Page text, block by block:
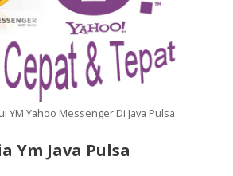
YM Yahoo Messenger Di Java Pulsa
Ym Java Pulsa